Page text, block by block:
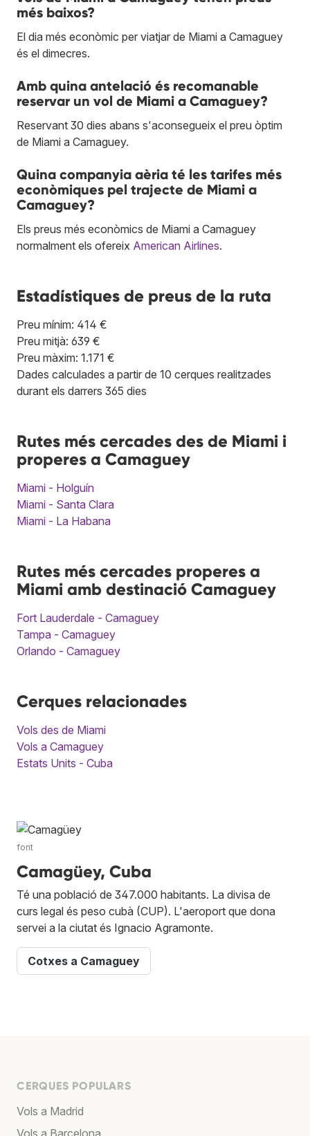
més baixos?
El dia més econòmic per viatjar de Miami a Camaguey
és el dimecres.
Amb quina antelació és recomanable
reservar un vol de Miami a Camaguey?
Reservant 30 dies abans s'aconsegueix el preu òptim
de Miami a Camaguey.
Quina companyia aèria té les tarifes més
econòmiques pel trajecte de Miami a
Camaguey?
Els preus més econòmics de Miami a Camaguey
normalment els ofereix American Airlines.
Estadístiques de preus de la ruta
Preu mínim: 414 €
Preu mitjà: 639 €
Preu màxim: 1.171 €
Dades calculades a partir de 10 cerques realitzades
durant els darrers 365 dies
Rutes més cercades des de Miami i
properes a Camaguey
Miami - Holguín
Miami - Santa Clara
Miami - La Habana
Rutes més cercades properes a
Miami amb destinació Camaguey
Fort Lauderdale - Camaguey
Tampa - Camaguey
Orlando - Camaguey
Cerques relacionades
Vols des de Miami
Vols a Camaguey
Estats Units - Cuba
font
Camagüey, Cuba
Té una població de 347.000 habitants. La divisa de
curs legal és peso cubà (CUP). L'aeroport que dona
servei a la ciutat és Ignacio Agramonte.
Cotxes a Camaguey
CERQUES POPULARS
Vols a Madrid
Vols a Barcelona